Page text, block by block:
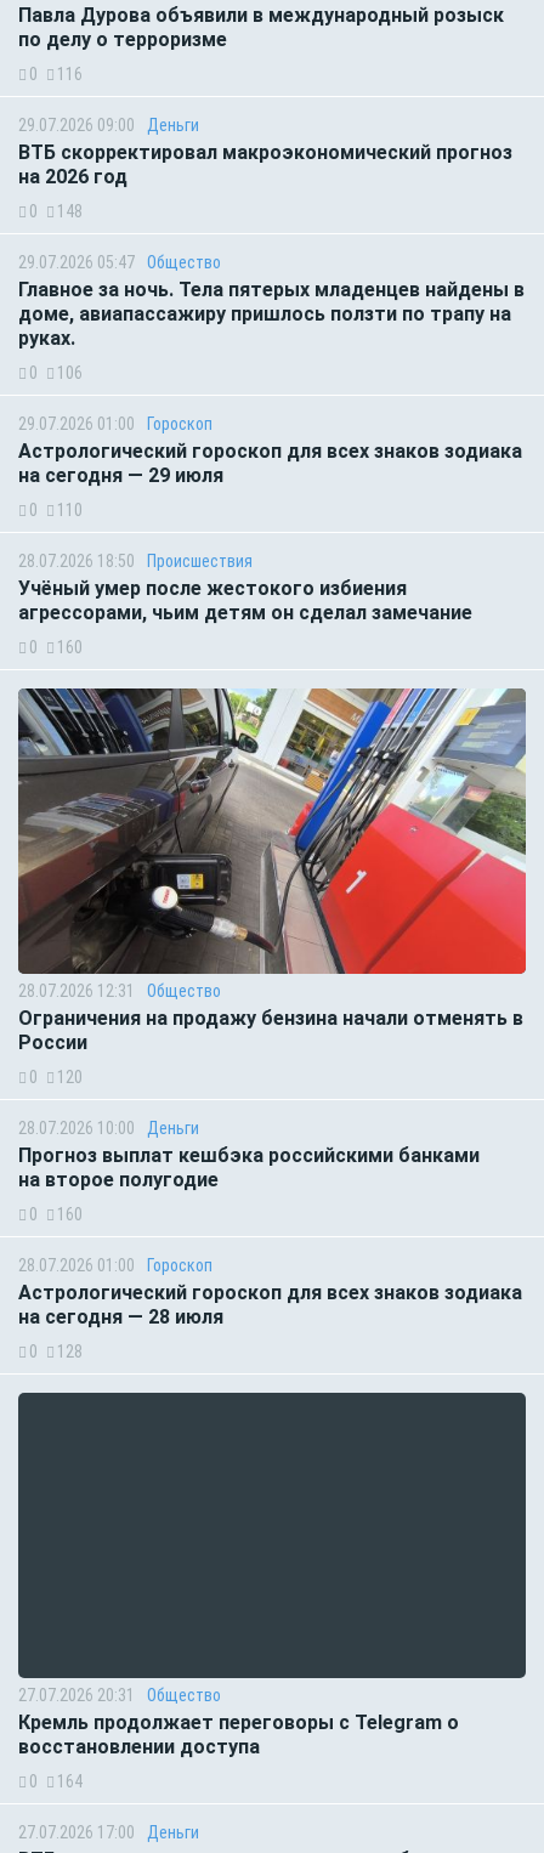
Павла Дурова объявили в международный розыск
по делу о терроризме
0 116
29.07.2026 09:00 Деньги
ВТБ скорректировал макроэкономический прогноз
на 2026 год
0 148
29.07.2026 05:47 Общество
Главное за ночь. Тела пятерых младенцев найдены в
доме, авиапассажиру пришлось ползти по трапу на
руках.
0 106
29.07.2026 01:00 Гороскоп
Астрологический гороскоп для всех знаков зодиака
на сегодня — 29 июля
0 110
28.07.2026 18:50 Происшествия
Учёный умер после жестокого избиения
агрессорами, чьим детям он сделал замечание
0 160
28.07.2026 12:31 Общество
Ограничения на продажу бензина начали отменять в
России
0 120
28.07.2026 10:00 Деньги
Прогноз выплат кешбэка российскими банками
на второе полугодие
0 160
28.07.2026 01:00 Гороскоп
Астрологический гороскоп для всех знаков зодиака
на сегодня — 28 июля
0 128
27.07.2026 20:31 Общество
Кремль продолжает переговоры с Telegram о
восстановлении доступа
0 164
27.07.2026 17:00 Деньги